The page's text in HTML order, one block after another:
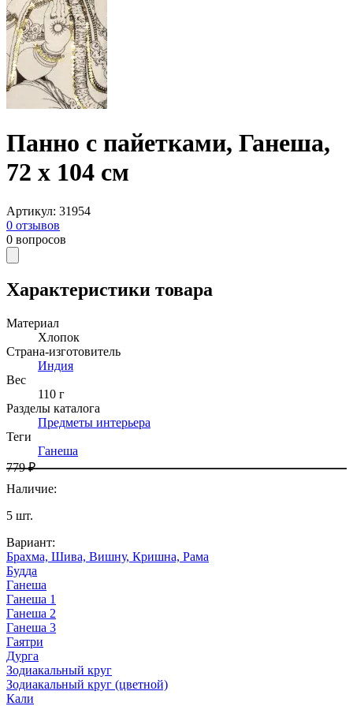
Панно с пайетками, Ганеша,
72 х 104 см
Артикул: 31954
0 отзывов
0 вопросов
Характеристики товара
Материал
Хлопок
Страна-изготовитель
Индия
Вес
110 г
Разделы каталога
Предметы интерьера
Теги
Ганеша
779 ₽
Наличие:
5 шт.
Вариант:
Брахма, Шива, Вишну, Кришна, Рама
Будда
Ганеша
Ганеша 1
Ганеша 2
Ганеша 3
Гаятри
Дурга
Зодиакальный круг
Зодиакальный круг (цветной)
Кали